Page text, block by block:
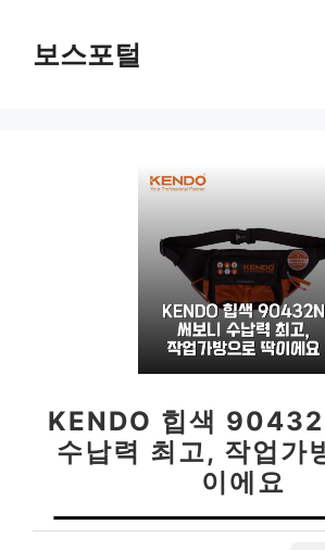
보스포털
KENDO 힙색
수납력 최고, 작업가
이에요